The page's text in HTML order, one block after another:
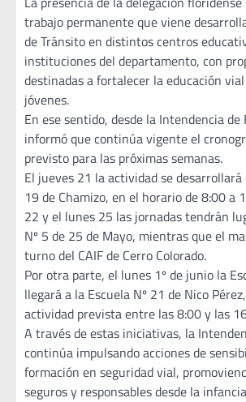
trabajo permanente que viene
de Tránsito en distintos centros
instituciones del departamento, con
destinadas a fortalecer la educación
jóvenes.
En ese sentido, desde la Intendencia de
informó que continúa vigente el
previsto para las próximas semanas.
El jueves 21 la actividad se desarrollará
19 de Chamizo, en el horario de 8:00 a
22 y el lunes 25 las jornadas tendrán
Nº 5 de 25 de Mayo, mientras que el
turno del CAIF de Cerro Colorado.
Por otra parte, el lunes 1º de junio la
llegará a la Escuela Nº 21 de Nico
actividad prevista entre las 8:00 y las
A través de estas iniciativas, la
continúa impulsando acciones de
formación en seguridad vial,
seguros y responsables desde la